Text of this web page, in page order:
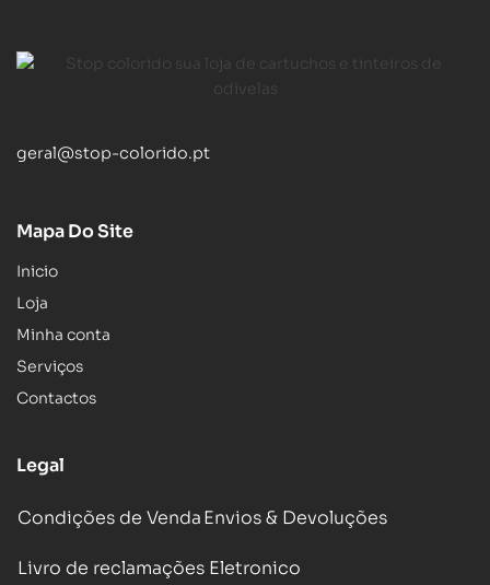
geral@stop-colorido.pt
Mapa Do Site
Inicio
Loja
Minha conta
Serviços
Contactos
Legal
Condições de VendaEnvios & Devoluções
Livro de reclamações Eletronico